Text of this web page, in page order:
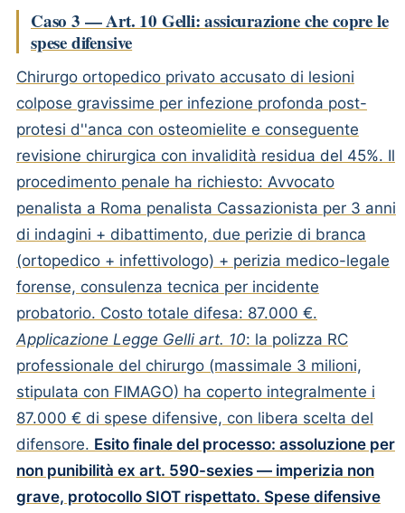
Caso 3 — Art. 10 Gelli: assicurazione che copre le
spese difensive
Chirurgo ortopedico privato accusato di lesioni
colpose gravissime per infezione profonda post-
protesi d''anca con osteomielite e conseguente
revisione chirurgica con invalidità residua del 45%. Il
procedimento penale ha richiesto: Avvocato
penalista a Roma penalista Cassazionista per 3 anni
di indagini + dibattimento, due perizie di branca
(ortopedico + infettivologo) + perizia medico-legale
forense, consulenza tecnica per incidente
probatorio. Costo totale difesa: 87.000 €.
Applicazione Legge Gelli art. 10: la polizza RC
professionale del chirurgo (massimale 3 milioni,
stipulata con FIMAGO) ha coperto integralmente i
87.000 € di spese difensive, con libera scelta del
difensore. Esito finale del processo: assoluzione per
non punibilità ex art. 590-sexies — imperizia non
grave, protocollo SIOT rispettato. Spese difensive